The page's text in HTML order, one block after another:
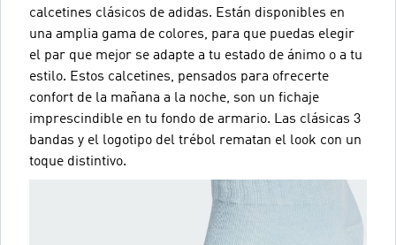
calcetines clásicos de adidas. Están disponibles en
una amplia gama de colores, para que puedas elegir
el par que mejor se adapte a tu estado de ánimo o a tu
estilo. Estos calcetines, pensados para ofrecerte
confort de la mañana a la noche, son un fichaje
imprescindible en tu fondo de armario. Las clásicas 3
bandas y el logotipo del trébol rematan el look con un
toque distintivo.